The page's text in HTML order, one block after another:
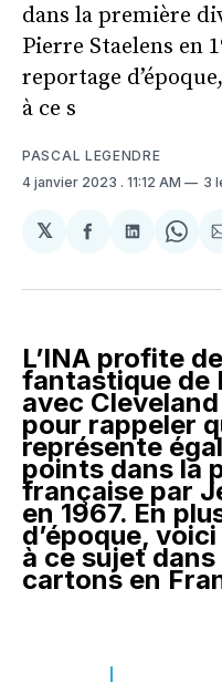
dans la première
Pierre Staelens en
reportage
à ce s
PASCAL LEGENDRE
4 janvier 2023 . 11:12 AM 3
𝕏
Partager
Facebook
Partager
LinkedIn
L’INA profite
fantastique de
avec
pour rappeler
représente
points dans la
française par
en 1967. En
d’époque,
à ce sujet
cartons en